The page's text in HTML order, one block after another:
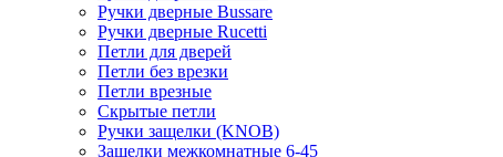
Ручки дверные Bussare
Ручки дверные Rucetti
Петли для дверей
Петли без врезки
Петли врезные
Скрытые петли
Ручки защелки (KNOB)
Защелки межкомнатные 6-45